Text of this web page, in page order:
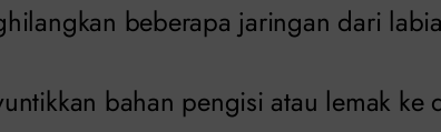
beberapa jaringan dari
bahan pengisi atau lemak ke